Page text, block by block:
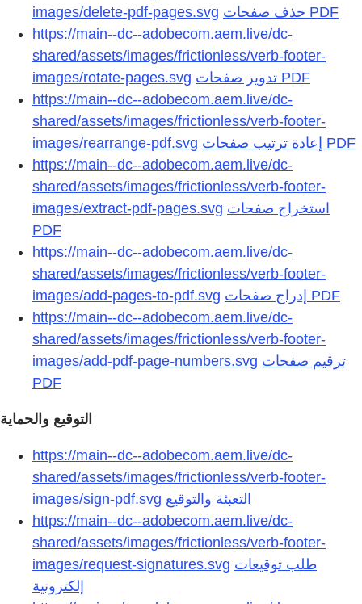
images/delete-pdf-pages.svg
https://main--dc--adobecom.aem.live/dc-
shared/assets/images/frictionless/verb-footer-
images/rotate-pages.svg
https://main--dc--adobecom.aem.live/dc-
shared/assets/images/frictionless/verb-footer-
images/rearrange-pdf.svg
https://main--dc--adobecom.aem.live/dc-
shared/assets/images/frictionless/verb-footer-
images/extract-pdf-pages.svg استخراج صفحات
https://main--dc--adobecom.aem.live/dc-
shared/assets/images/frictionless/verb-footer-
images/add-pages-to-pdf.svg
https://main--dc--adobecom.aem.live/dc-
shared/assets/images/frictionless/verb-footer-
images/add-pdf-page-numbers.svg ترقيم صفحات
التوقيع والحماية
https://main--dc--adobecom.aem.live/dc-
shared/assets/images/frictionless/verb-footer-
images/sign-pdf.svg التعبئة والتوقيع
https://main--dc--adobecom.aem.live/dc-
shared/assets/images/frictionless/verb-footer-
images/request-signatures.svg طلب توقيعات
إلكترونية